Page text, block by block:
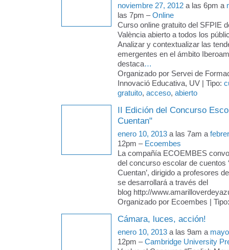
noviembre 27, 2012 a las 6pm a
las 7pm –Online
Curso online gratuito del SFPIE
València abierto a todos los
Analizar y contextualizar las
emergentes en el ámbito
destaca…
Organizado por Servei de
Innovació Educativa, UV | Tipo:
gratuito, acceso, abierto
II Edición del Concurso
Cuentan"
enero 10, 2013 a las 7am a
12pm – Ecoembes
La compañía ECOEMBES
del concurso escolar de cuentos
Cuentan’, dirigido a profesores
se desarrollará a través del
blog http://
Organizado por Ecoembes |
Cámara, luces, acción!
enero 10, 2013 a las 9am a
12pm –Cambridge University